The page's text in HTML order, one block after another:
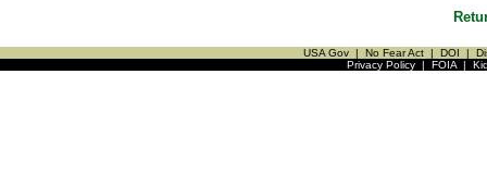
USA Gov | No Fear Act | DOI |
Privacy Policy| FOIA|